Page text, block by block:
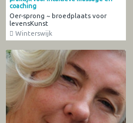
coaching
Oer-sprong ~ broedplaats voor
levensKunst
Winterswijk